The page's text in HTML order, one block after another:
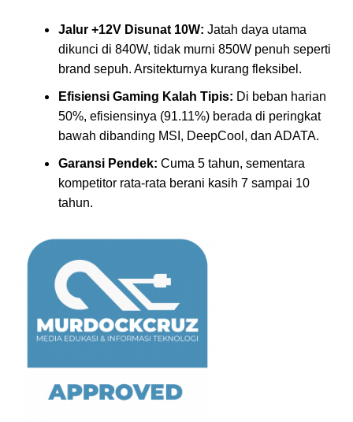
Jalur +12V Disunat 10W: Jatah daya utama
dikunci di 840W, tidak murni 850W penuh seperti
brand sepuh. Arsitekturnya kurang fleksibel.
Efisiensi Gaming Kalah Tipis: Di beban harian
50%, efisiensinya (91.11%) berada di peringkat
bawah dibanding MSI, DeepCool, dan ADATA.
Garansi Pendek: Cuma 5 tahun, sementara
kompetitor rata-rata berani kasih 7 sampai 10
tahun.